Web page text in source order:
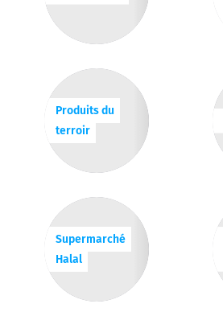
Produits du
terroir
Supermarché
Halal